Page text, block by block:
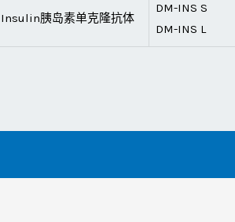
Insulin胰岛素单克隆抗体
DM-INS S
DM-INS L